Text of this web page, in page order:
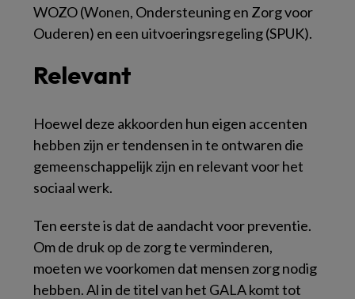
WOZO (Wonen, Ondersteuning en Zorg voor
Ouderen) en een uitvoeringsregeling (SPUK).
Relevant
Hoewel deze akkoorden hun eigen accenten
hebben zijn er tendensen in te ontwaren die
gemeenschappelijk zijn en relevant voor het
sociaal werk.
Ten eerste is dat de aandacht voor preventie.
Om de druk op de zorg te verminderen,
moeten we voorkomen dat mensen zorg nodig
hebben. Al in de titel van het GALA komt tot